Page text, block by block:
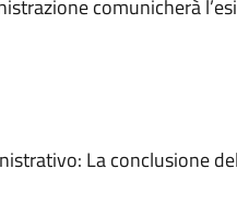
comunicherà
La conclusione